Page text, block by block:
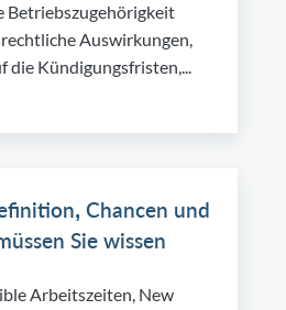
Betriebszugehörigkeit
Auswirkungen,
die Kündigungsfristen,...
Chancen und
Sie wissen
Arbeitszeiten, New